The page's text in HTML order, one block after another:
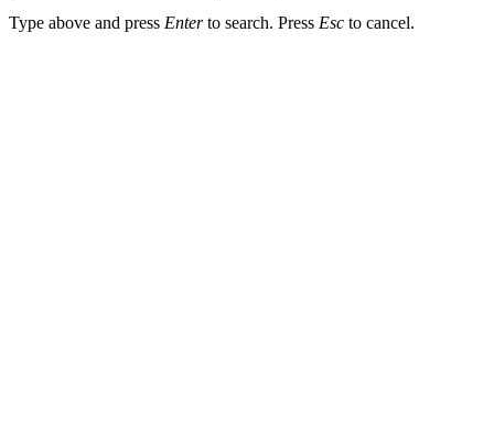
Type above and press Enterto search. Press Esc to cancel.